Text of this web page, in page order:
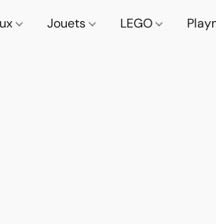
Jouets LEGO